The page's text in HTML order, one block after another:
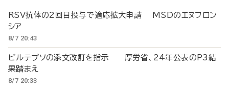
RSV抗体の2回目投与で適応拡大申請 MSDのエヌフロン
シア
8/7 20:43
ビルテプソの添文改訂を指示 厚労省、24年公表のP3結
果踏まえ
8/7 20:33